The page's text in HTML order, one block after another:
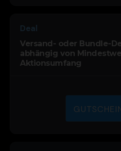
Deal
Versand- oder Bundle-
abhängig von
Aktionsumfang